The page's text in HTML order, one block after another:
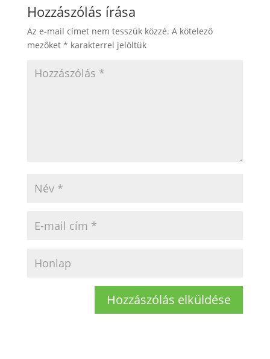
Hozzászólás írása
Az e-mail címet nem tesszük közzé. A kötelező
mezőket * karakterrel jelöltük